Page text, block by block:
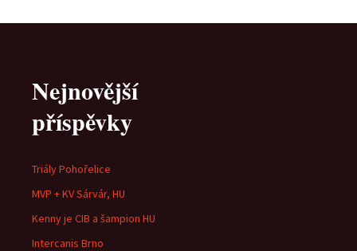
Nejnovější
příspěvky
Triály Pohořelice
MVP + KV Sárvár, HU
Kenny je CIB a šampion HU
Intercanis Brno